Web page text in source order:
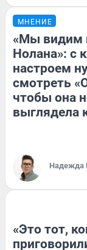
МНЕНИЕ
«Мы видим
Нолана»: с
настроем
смотреть
чтобы она
выглядела
Надежда
«Это тот,